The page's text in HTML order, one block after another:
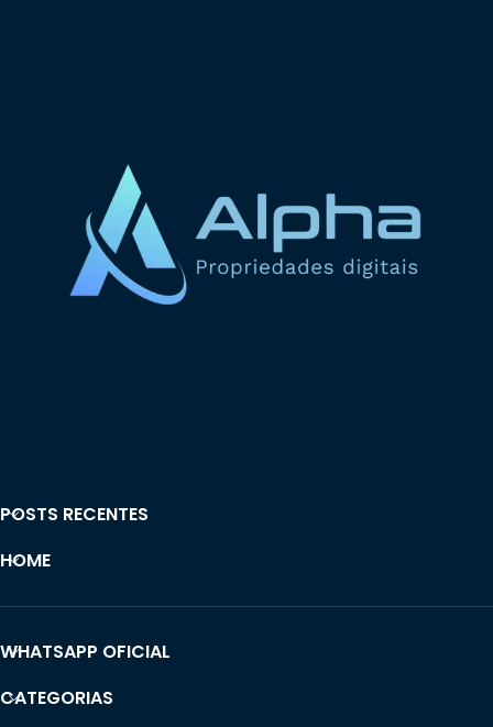
POSTS RECENTES
HOME
WHATSAPP OFICIAL
CATEGORIAS